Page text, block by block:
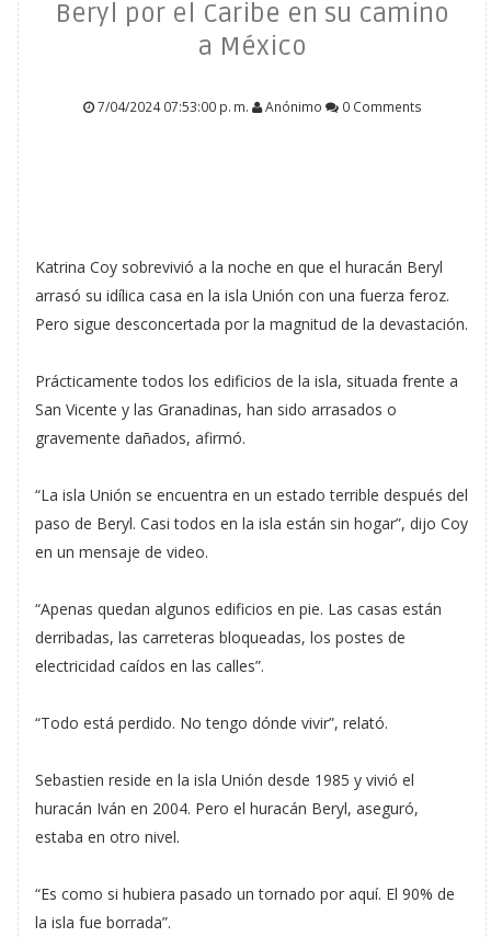
Beryl por el Caribe en su camino
a México
7/04/2024 07:53:00 p. m. Anónimo 0 Comments
Katrina Coy sobrevivió a la noche en que el huracán Beryl
arrasó su idílica casa en la isla Unión con una fuerza feroz.
Pero sigue desconcertada por la magnitud de la devastación.
Prácticamente todos los edificios de la isla, situada frente a
San Vicente y las Granadinas, han sido arrasados o
gravemente dañados, afirmó.
“La isla Unión se encuentra en un estado terrible después del
paso de Beryl. Casi todos en la isla están sin hogar”, dijo Coy
en un mensaje de video.
“Apenas quedan algunos edificios en pie. Las casas están
derribadas, las carreteras bloqueadas, los postes de
electricidad caídos en las calles”.
“Todo está perdido. No tengo dónde vivir”, relató.
Sebastien reside en la isla Unión desde 1985 y vivió el
huracán Iván en 2004. Pero el huracán Beryl, aseguró,
estaba en otro nivel.
“Es como si hubiera pasado un tornado por aquí. El 90% de
la isla fue borrada”.